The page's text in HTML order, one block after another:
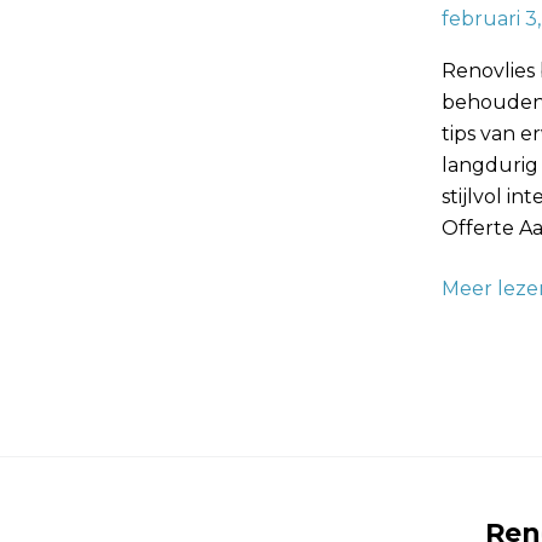
februari
tips van
stijlvol
Offerte
Meer